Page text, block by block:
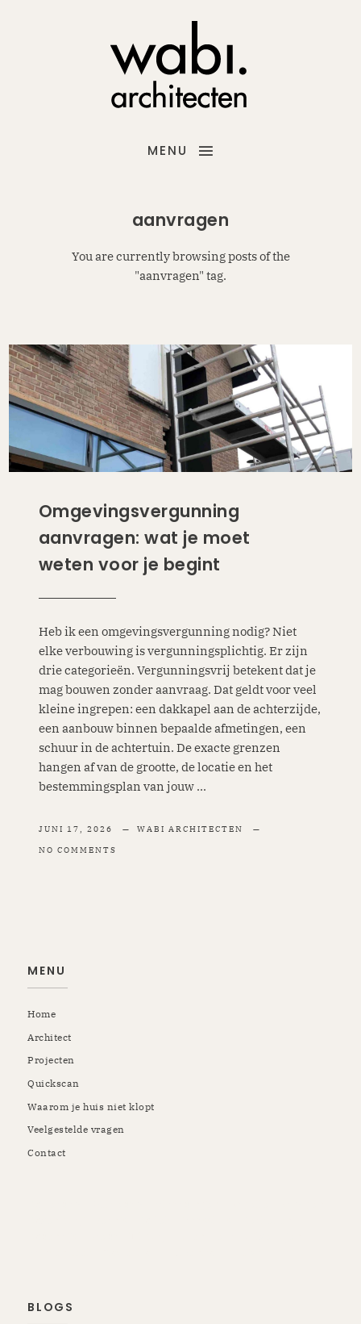
MENU
aanvragen
You are currently browsing posts of the
"aanvragen" tag.
Omgevingsvergunning
aanvragen: wat je moet
weten voor je begint
Heb ik een omgevingsvergunning nodig? Niet
elke verbouwing is vergunningsplichtig. Er zijn
drie categorieën. Vergunningsvrij betekent dat je
mag bouwen zonder aanvraag. Dat geldt voor veel
kleine ingrepen: een dakkapel aan de achterzijde,
een aanbouw binnen bepaalde afmetingen, een
schuur in de achtertuin. De exacte grenzen
hangen af van de grootte, de locatie en het
bestemmingsplan van jouw ...
JUNI 17, 2026
WABI ARCHITECTEN
NO COMMENTS
MENU
Home
Architect
Projecten
Quickscan
Waarom je huis niet klopt
Veelgestelde vragen
Contact
BLOGS